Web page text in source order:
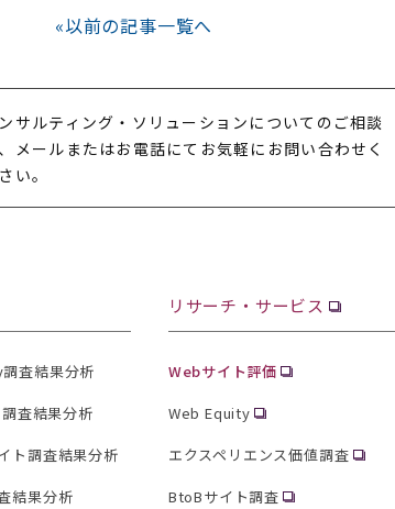
«以前の記事一覧へ
サルティング・ソリューションについてのご相談
メールまたはお電話にてお気軽にお問い合わせく
い。
査結果分析
査結果分析
ト調査結果分析
結果分析
リサーチ・サービス
Webサイト評価
Web Equity
エクスペリエンス価値調査
BtoBサイト調査